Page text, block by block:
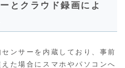
とクラウド録画によ
ンサーを内蔵しており、事前
た場合にスマホやパソコンへ